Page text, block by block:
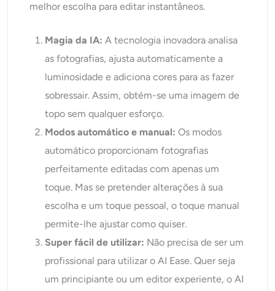
melhor escolha para editar instantâneos.
Magia da IA:A tecnologia inovadora analisa
as fotografias, ajusta automaticamente a
luminosidade e adiciona cores para as fazer
sobressair. Assim, obtém-se uma imagem de
topo sem qualquer esforço.
Modos automático e manual:Os modos
automático proporcionam fotografias
perfeitamente editadas com apenas um
toque. Mas se pretender alterações à sua
escolha e um toque pessoal, o toque manual
permite-lhe ajustar como quiser.
Super fácil de utilizar: Não precisa de ser um
profissional para utilizar o AI Ease. Quer seja
um principiante ou um editor experiente, o AI